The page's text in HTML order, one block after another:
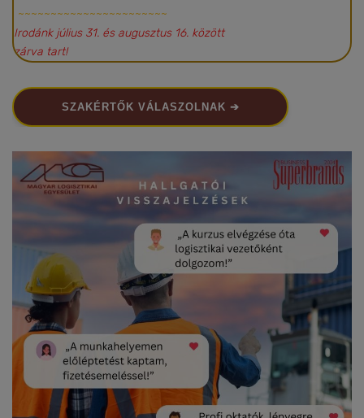
~~~~~~~~~~~~~~~~~~~~~~~
Irodánk július 31. és augusztus 16. között
zárva tart!
SZAKÉRTŐK VÁLASZOLNAK ➔